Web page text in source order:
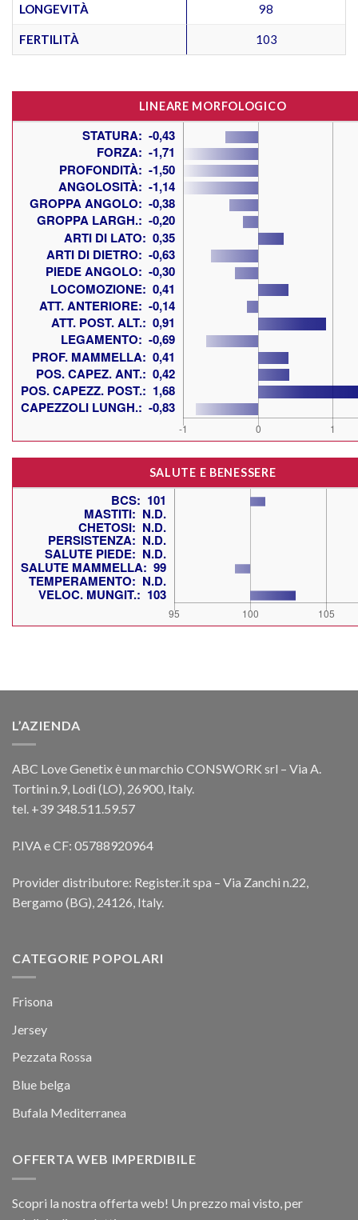
LONGEVITÀ 98
FERTILITÀ 103
LINEARE MORFOLOGICO
SALUTE E BENESSERE
L’AZIENDA
ABC Love Genetix è un marchio CONSWORK srl – Via A.
Tortini n.9, Lodi (LO), 26900, Italy.
tel. +39 348.511.59.57
P.IVA e CF: 05788920964
Provider distributore: Register.it spa – Via Zanchi n.22,
Bergamo (BG), 24126, Italy.
CATEGORIE POPOLARI
Frisona
Jersey
Pezzata Rossa
Blue belga
Bufala Mediterranea
OFFERTA WEB IMPERDIBILE
Scopri la nostra offerta web! Un prezzo mai visto, per